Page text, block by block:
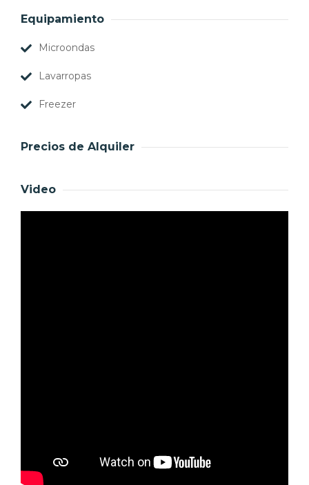
Equipamiento
Microondas
Lavarropas
Freezer
Precios de Alquiler
Video